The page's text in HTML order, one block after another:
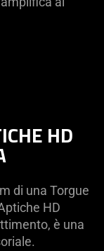
HD
di una Torgue
HD
è una